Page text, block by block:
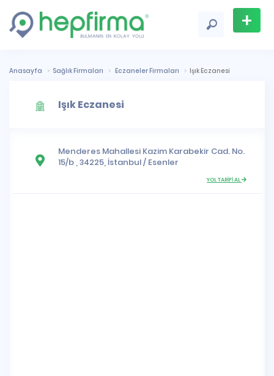
+
Anasayfa Sağlık Firmaları Eczaneler Firmaları Işık Eczanesi
Işık Eczanesi
Menderes Mahallesi Kazim Karabekir Cad. No.
15/b , 34225, İstanbul/ Esenler
YOL TARİFİ AL